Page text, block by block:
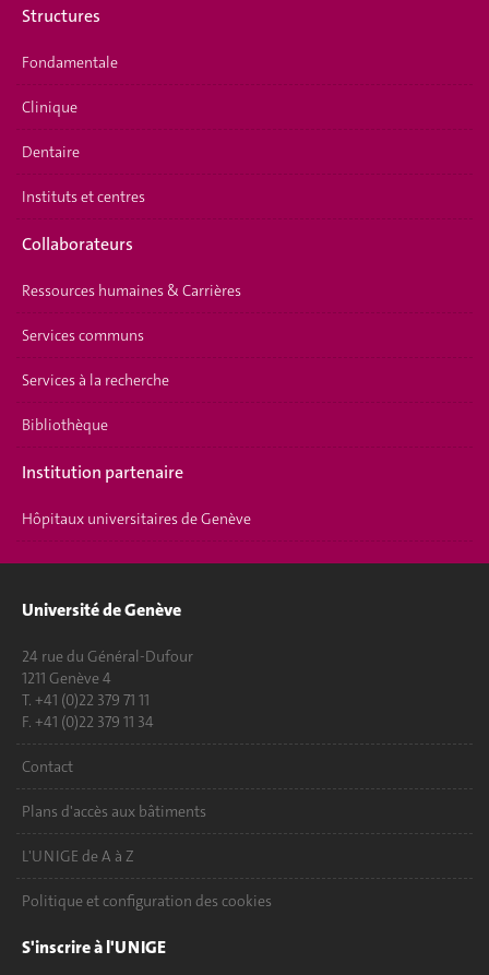
Structures
Fondamentale
Clinique
Dentaire
Instituts et centres
Collaborateurs
Ressources humaines & Carrières
Services communs
Services à la recherche
Bibliothèque
Institution partenaire
Hôpitaux universitaires de Genève
Université de Genève
24 rue du Général-Dufour
1211 Genève 4
T. +41 (0)22 379 71 11
F. +41 (0)22 379 11 34
Contact
Plans d'accès aux bâtiments
L'UNIGE de A à Z
Politique et configuration des cookies
S'inscrire à l'UNIGE